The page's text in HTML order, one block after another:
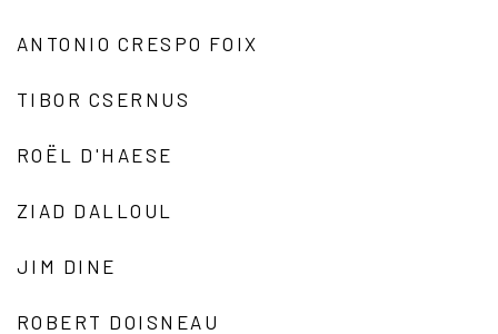
ANTONIO CRESPO FOIX
TIBOR CSERNUS
ROËL D'HAESE
ZIAD DALLOUL
JIM DINE
ROBERT DOISNEAU